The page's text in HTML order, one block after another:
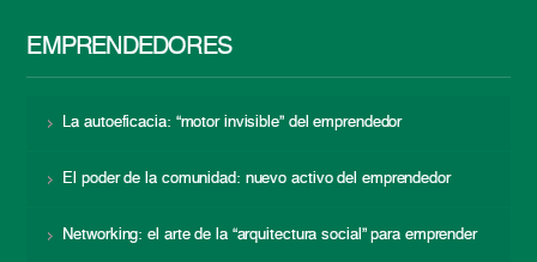
EMPRENDEDORES
La autoeficacia: “motor invisible” del emprendedor
El poder de la comunidad: nuevo activo del emprendedor
Networking: el arte de la “arquitectura social” para emprender